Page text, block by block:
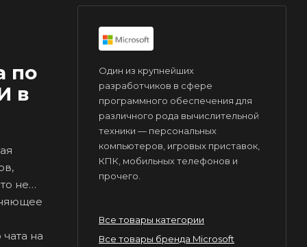
по
в
не
на
Один из крупнейших
разработчиков в сфере
программного обеспечения для
различного рода вычислительной
техники — персональных
компьютеров, игровых приставок,
КПК, мобильных телефонов и
прочего.
Все товары категории
Все товары бренда Microsoft